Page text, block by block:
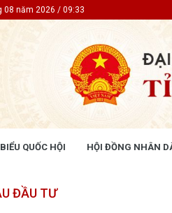
08 năm 2026 / 09:33
QUỐC HỘI HỘI ĐỒNG NHÂN
ĐẦU TƯ